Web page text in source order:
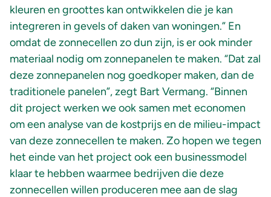
kleuren en groottes kan ontwikkelen die je kan
integreren in gevels of daken van woningen.” En
omdat de zonnecellen zo dun zijn, is er ook minder
materiaal nodig om zonnepanelen te maken. “Dat zal
deze zonnepanelen nog goedkoper maken, dan de
traditionele panelen”, zegt Bart Vermang. “Binnen
dit project werken we ook samen met economen
om een analyse van de kostprijs en de milieu-impact
van deze zonnecellen te maken. Zo hopen we tegen
het einde van het project ook een businessmodel
klaar te hebben waarmee bedrijven die deze
zonnecellen willen produceren mee aan de slag